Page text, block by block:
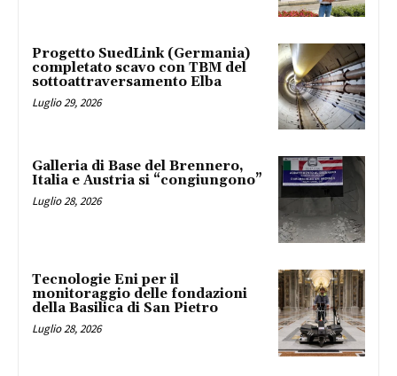
Progetto SuedLink (Germania)
completato scavo con TBM del
sottoattraversamento Elba
Luglio 29, 2026
Galleria di Base del Brennero,
Italia e Austria si “congiungono”
Luglio 28, 2026
Tecnologie Eni per il
monitoraggio delle fondazioni
della Basilica di San Pietro
Luglio 28, 2026